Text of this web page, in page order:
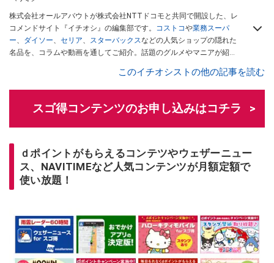
株式会社オールアバウトが株式会社NTTドコモと共同で開設した、レ
コメンドサイト『イチオシ』の編集部です。 コストコや業務スーパ
ー、 ダイソー、 セリア、 スターバックスなどの人気ショップの隠れた
名品を、コラムや動画を通してご紹介。話題のグルメやマニアが紹介
インフルエンサーが実際に使用してレビューしています。毎日トレン
ド情報をお届けしているので、ぜひGoogleニュースでフォローしてく
このイチオシストの他の記事を読む
スゴ得コンテンツのお申し込みはコチラ
ｄポイントがもらえるコンテツやウェザーニュー
ス、NAVITIMEなど人気コンテンツが月額定額で
使い放題！